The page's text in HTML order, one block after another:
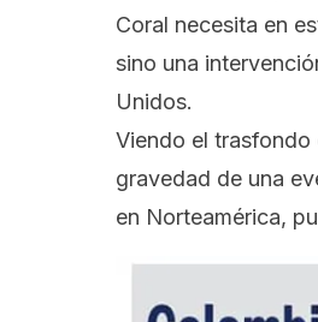
Coral necesita en
sino una
Unidos.
Viendo el trasfondo
gravedad de una
en Norteamérica,